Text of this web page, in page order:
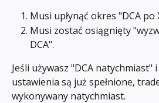
Musi upłynąć okres "DCA po
Musi zostać osiągnięty
DCA".
Jeśli używasz "DCA natychmiast"
ustawienia są już spełnione,
wykonywany natychmiast.